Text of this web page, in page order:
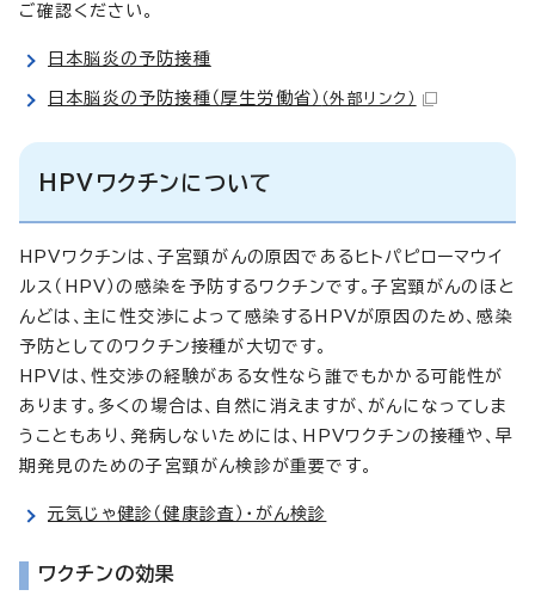
ご確認ください。
日本脳炎の予防接種
日本脳炎の予防接種（厚生労働省） （外部リンク）
HPVワクチンについて
HPVワクチンは、子宮頸がんの原因であるヒトパピローマウイ
ルス（HPV）の感染を予防するワクチンです。子宮頸がんのほと
んどは、主に性交渉によって感染するHPVが原因のため、感染
予防としてのワクチン接種が大切です。
HPVは、性交渉の経験がある女性なら誰でもかかる可能性が
あります。多くの場合は、自然に消えますが、がんになってしま
うこともあり、発病しないためには、HPVワクチンの接種や、早
期発見のための子宮頸がん検診が重要です。
元気じゃ健診（健康診査）・がん検診
ワクチンの効果